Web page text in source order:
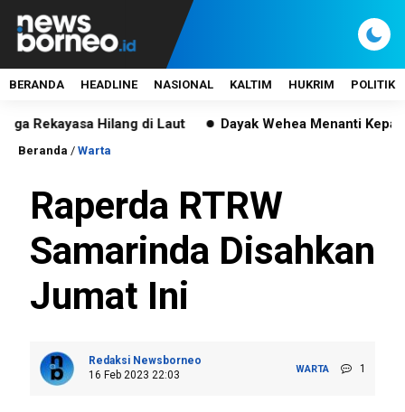
BERANDA HEADLINE NASIONAL KALTIM HUKRIM POLITIK
Hilang di Laut Dayak Wehea Menanti Kepastian,
Beranda / Warta
Raperda RTRW
Samarinda Disahkan
Jumat Ini
Redaksi Newsborneo
16 Feb 2023 22:03
WARTA 1